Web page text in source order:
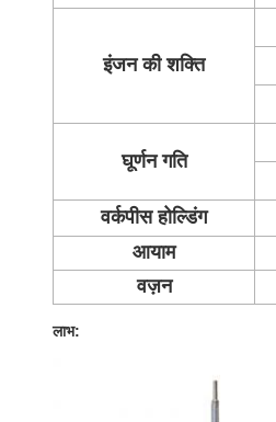
इंजन की शक्ति
घूर्णन गति
वर्कपीस होल्डिंग
आयाम
वज़न
लाभ: